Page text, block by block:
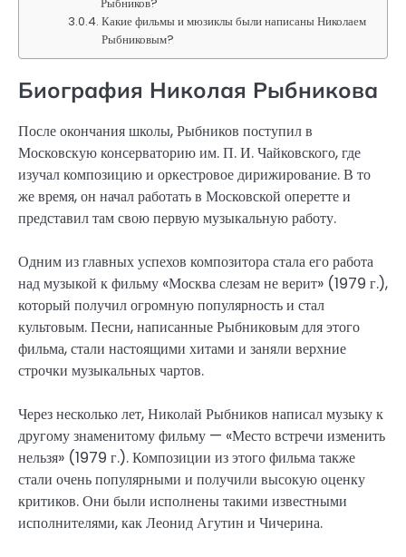
Какие фильмы и мюзиклы были написаны Николаем
Рыбниковым?
Биография Николая Рыбникова
После окончания школы, Рыбников поступил в
Московскую консерваторию им. П. И. Чайковского, где
изучал композицию и оркестровое дирижирование. В то
же время, он начал работать в Московской оперетте и
представил там свою первую музыкальную работу.
Одним из главных успехов композитора стала его работа
над музыкой к фильму «Москва слезам не верит» (1979 г.),
который получил огромную популярность и стал
культовым. Песни, написанные Рыбниковым для этого
фильма, стали настоящими хитами и заняли верхние
строчки музыкальных чартов.
Через несколько лет, Николай Рыбников написал музыку к
другому знаменитому фильму — «Место встречи изменить
нельзя» (1979 г.). Композиции из этого фильма также
стали очень популярными и получили высокую оценку
критиков. Они были исполнены такими известными
исполнителями, как Леонид Агутин и Чичерина.